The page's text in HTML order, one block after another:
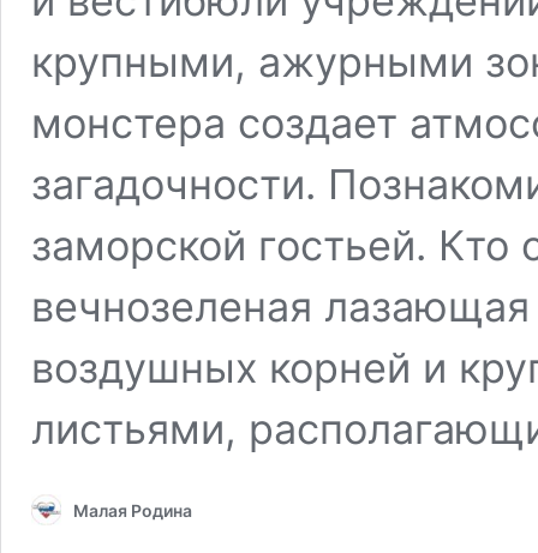
крупными, ажурными
монстера создает
загадочности.
заморской гостьей. Кто
вечнозеленая
воздушных корней и
листьями,
Малая Родина